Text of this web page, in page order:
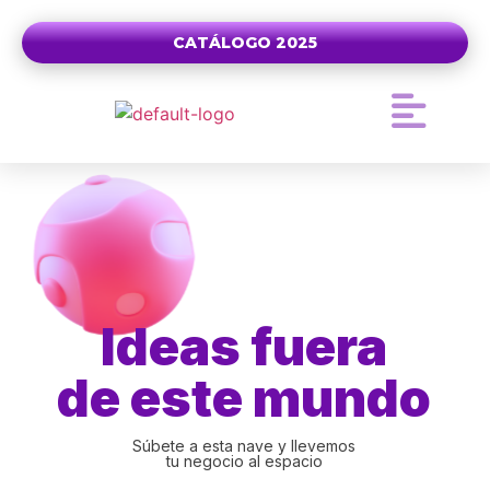
CATÁLOGO 2025
Ideas fuera
de este mundo
Súbete a esta nave y llevemos
tu negocio al espacio